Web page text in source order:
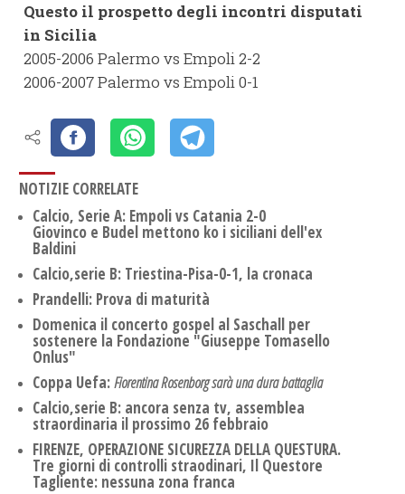
Questo il prospetto degli incontri disputati
in Sicilia
2005-2006 Palermo vs Empoli 2-2
2006-2007 Palermo vs Empoli 0-1
NOTIZIE CORRELATE
Calcio, Serie A: Empoli vs Catania 2-0
Giovinco e Budel mettono ko i siciliani dell'ex
Baldini
Calcio,serie B: Triestina-Pisa-0-1, la cronaca
Prandelli: Prova di maturità
Domenica il concerto gospel al Saschall per
sostenere la Fondazione "Giuseppe Tomasello
Onlus"
Coppa Uefa:Fiorentina Rosenborg sarà una dura battaglia
Calcio,serie B: ancora senza tv, assemblea
straordinaria il prossimo 26 febbraio
FIRENZE, OPERAZIONE SICUREZZA DELLA QUESTURA.
Tre giorni di controlli straodinari, Il Questore
Tagliente: nessuna zona franca